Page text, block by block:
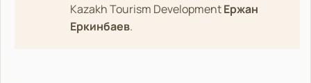
Kazakh Tourism DevelopmentЕржан
Еркинбаев.